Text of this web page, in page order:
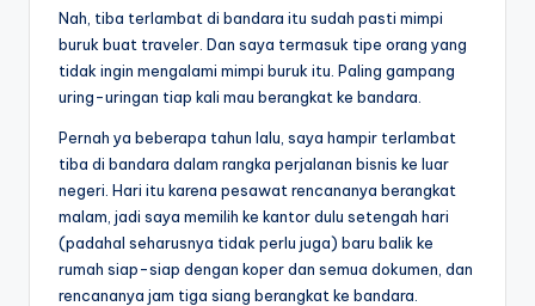
Nah, tiba terlambat di bandara itu sudah pasti mimpi
buruk buat traveler. Dan saya termasuk tipe orang yang
tidak ingin mengalami mimpi buruk itu. Paling gampang
uring-uringan tiap kali mau berangkat ke bandara.
Pernah ya beberapa tahun lalu, saya hampir terlambat
tiba di bandara dalam rangka perjalanan bisnis ke luar
negeri. Hari itu karena pesawat rencananya berangkat
malam, jadi saya memilih ke kantor dulu setengah hari
(padahal seharusnya tidak perlu juga) baru balik ke
rumah siap-siap dengan koper dan semua dokumen, dan
rencananya jam tiga siang berangkat ke bandara.